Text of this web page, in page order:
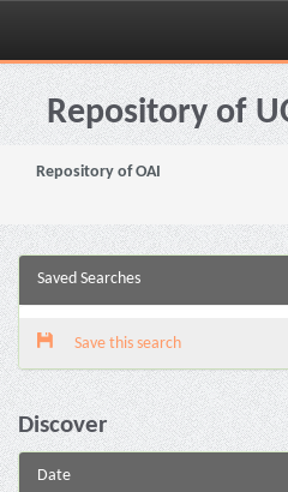
Skip
navigationRepository of
Repository of OAI
Saved Searches
Save this search
Discover
Date